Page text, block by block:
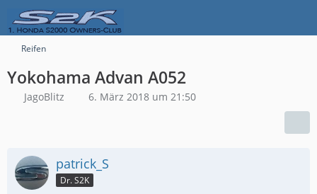
Reifen
Yokohama Advan A052
JagoBlitz 6. März 2018 um 21:50
patrick_S
Dr. S2K